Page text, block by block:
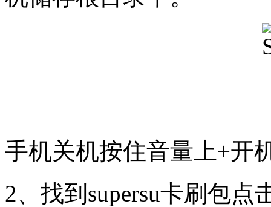
手机关机按住音量上+开
2、找到supersu卡刷包点